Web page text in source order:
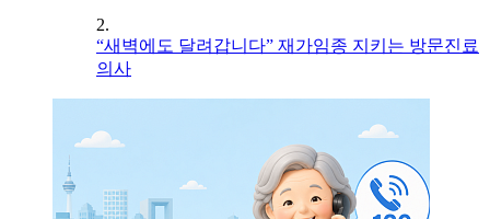
2.
“새벽에도 달려갑니다” 재가임종 지키는 방문진료
의사